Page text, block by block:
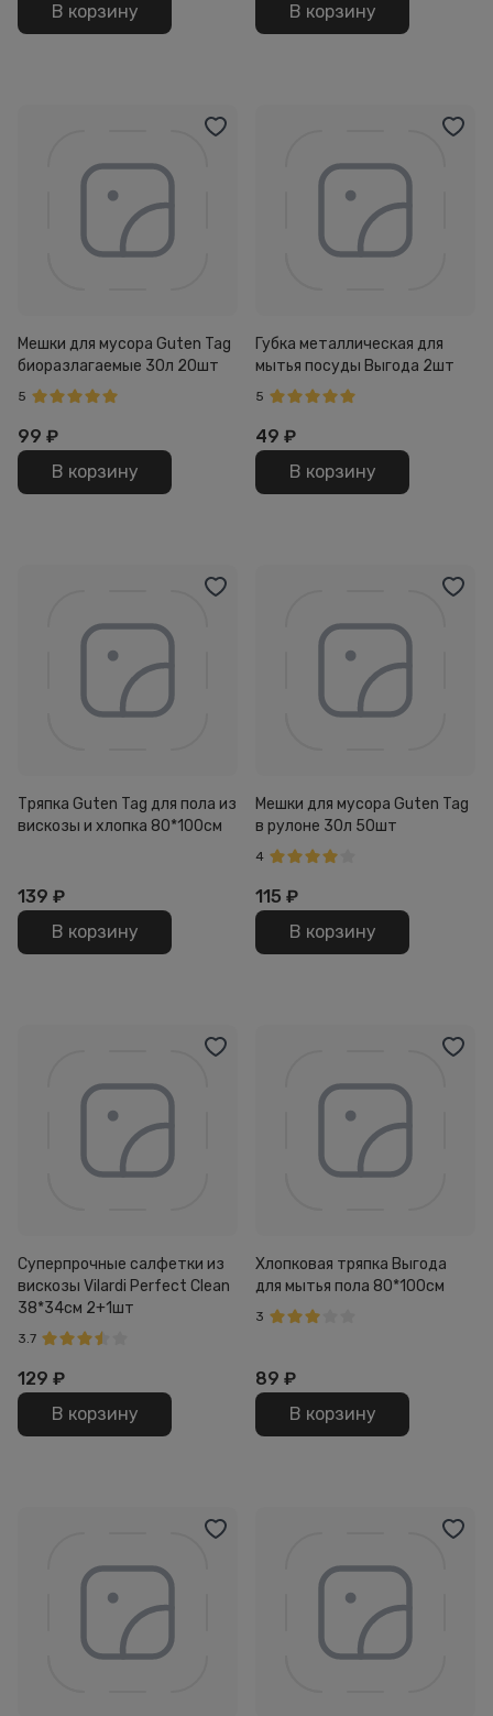
В корзину
В корзину
Мешки для мусора Guten Tag
биоразлагаемые 30л 20шт
5
99 ₽
В корзину
Губка металлическая для
мытья посуды Выгода 2шт
5
49 ₽
В корзину
Тряпка Guten Tag для пола из
вискозы и хлопка 80*100см
139 ₽
В корзину
Мешки для мусора Guten Tag
в рулоне 30л 50шт
4
115 ₽
В корзину
Суперпрочные салфетки из
вискозы Vilardi Perfect Clean
38*34см 2+1шт
3.7
129 ₽
В корзину
Хлопковая тряпка Выгода
для мытья пола 80*100см
3
89 ₽
В корзину